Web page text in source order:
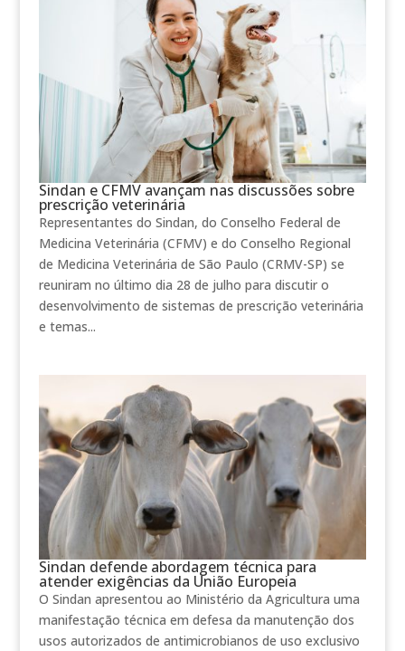
Sindan e CFMV avançam nas discussões sobre
prescrição veterinária
Representantes do Sindan, do Conselho Federal de
Medicina Veterinária (CFMV) e do Conselho Regional
de Medicina Veterinária de São Paulo (CRMV-SP) se
reuniram no último dia 28 de julho para discutir o
desenvolvimento de sistemas de prescrição veterinária
e temas...
Sindan defende abordagem técnica para
atender exigências da União Europeia
O Sindan apresentou ao Ministério da Agricultura uma
manifestação técnica em defesa da manutenção dos
usos autorizados de antimicrobianos de uso exclusivo